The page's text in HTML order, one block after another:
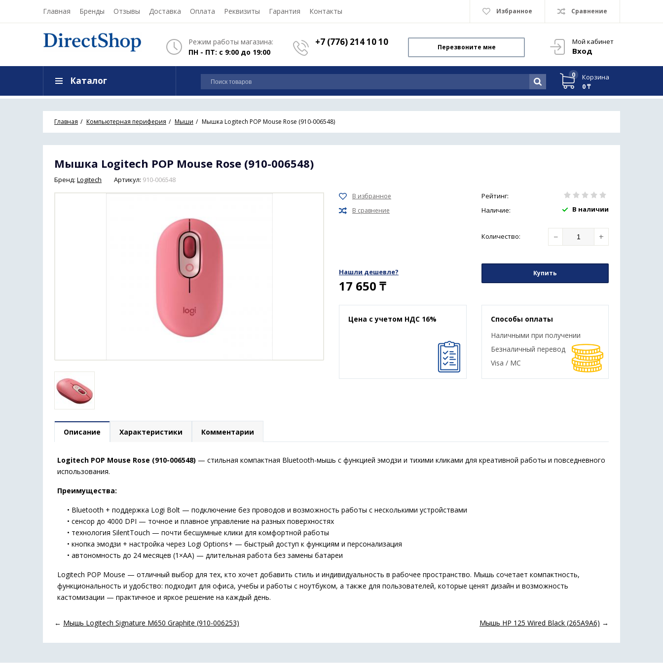
Главная Бренды Отзывы Доставка Оплата Реквизиты Гарантия Контакты Избранное Сравнение
Мой кабинет
Вход
Режим работы магазина:
ПН - ПТ: с 9:00 до 19:00
+7 (776) 214 10 10 Перезвоните мне
0
Корзина
0 ₸
Каталог
Главная Компьютерная периферия Мыши Мышка Logitech POP Mouse Rose (910-006548)
Мышка Logitech POP Mouse Rose (910-006548)
Бренд: Logitech Артикул: 910-006548
Рейтинг:
Наличие:
В наличии
Количество: − +
Нашли дешевле?
17 650 ₸
Купить
Цена с учетом НДС 16%
Способы оплаты
Наличными при получении
Безналичный перевод
Visa / MC
Описание Характеристики Комментарии
Logitech POP Mouse Rose (910-006548) — стильная компактная Bluetooth-мышь с функцией эмодзи и тихими кликами для креативной работы и повседневного
использования.
Преимущества:
• Bluetooth + поддержка Logi Bolt — подключение без проводов и возможность работы с несколькими устройствами
• сенсор до 4000 DPI — точное и плавное управление на разных поверхностях
• технология SilentTouch — почти бесшумные клики для комфортной работы
• кнопка эмодзи + настройка через Logi Options+ — быстрый доступ к функциям и персонализация
• автономность до 24 месяцев (1×AA) — длительная работа без замены батареи
Logitech POP Mouse — отличный выбор для тех, кто хочет добавить стиль и индивидуальность в рабочее пространство. Мышь сочетает компактность,
функциональность и удобство: подходит для офиса, учебы и работы с ноутбуком, а также для пользователей, которые ценят дизайн и возможность
кастомизации — практичное и яркое решение на каждый день.
← Мышь Logitech Signature M650 Graphite (910-006253) Мышь HP 125 Wired Black (265A9A6) →